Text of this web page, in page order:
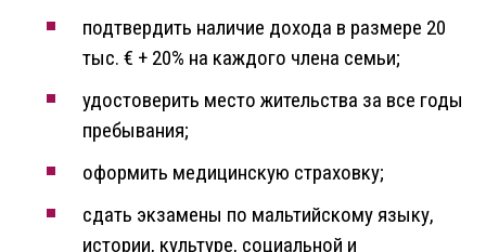
подтвердить наличие дохода в размере 20
тыс. € + 20% на каждого члена семьи;
удостоверить место жительства за все годы
пребывания;
оформить медицинскую страховку;
сдать экзамены по мальтийскому языку,
истории, культуре, социальной и